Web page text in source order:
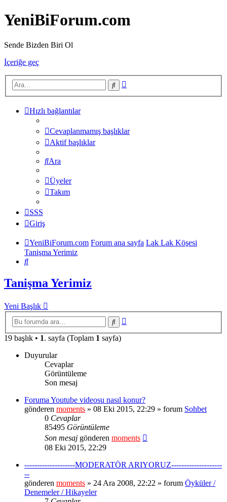
YeniBiForum.com
Sende Bizden Biri Ol
İçeriğe geç
Ara
Hızlı bağlantılar
Cevaplanmamış başlıklar
Aktif başlıklar
Ara
Üyeler
Takım
SSS
Giriş
YeniBiForum.com Forum ana sayfa Lak Lak Köşesi
Tanişma Yerimiz
Ara
Tanişma Yerimiz
Yeni Başlık
Ara
19 başlık • 1. sayfa (Toplam 1 sayfa)
Duyurular
Cevaplar
Görüntüleme
Son mesaj
Foruma Youtube videosu nasıl konur?
gönderen moments » 08 Eki 2015, 22:29 » forum Sohbet
0 Cevaplar
85495 Görüntüleme
Son mesaj gönderen moments
08 Eki 2015, 22:29
--------------------MODERATÖR ARIYORUZ--------------------
--
gönderen moments » 24 Ara 2008, 22:22 » forum Öyküler /
Denemeler / Hikayeler